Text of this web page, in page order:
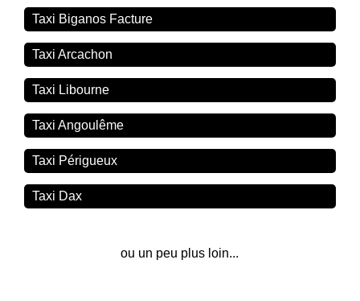
Taxi Biganos Facture
Taxi Arcachon
Taxi Libourne
Taxi Angoulême
Taxi Périgueux
Taxi Dax
ou un peu plus loin...